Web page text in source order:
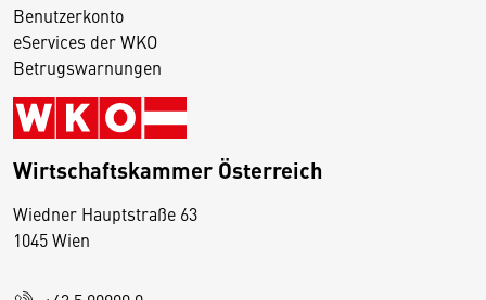
Benutzerkonto
eServices der WKO
Betrugswarnungen
Wirtschaftskammer Österreich
Wiedner Hauptstraße 63
1045 Wien
D